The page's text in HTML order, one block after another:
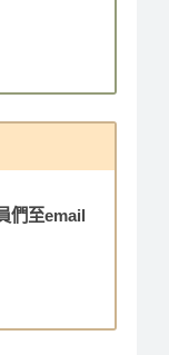
們至email